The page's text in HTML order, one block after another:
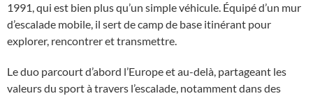
1991, qui est bien plus qu’un simple véhicule. Équipé d’un mur
d’escalade mobile, il sert de camp de base itinérant pour
explorer, rencontrer et transmettre.
Le duo parcourt d’abord l’Europe et au-delà, partageant les
valeurs du sport à travers l’escalade, notamment dans des